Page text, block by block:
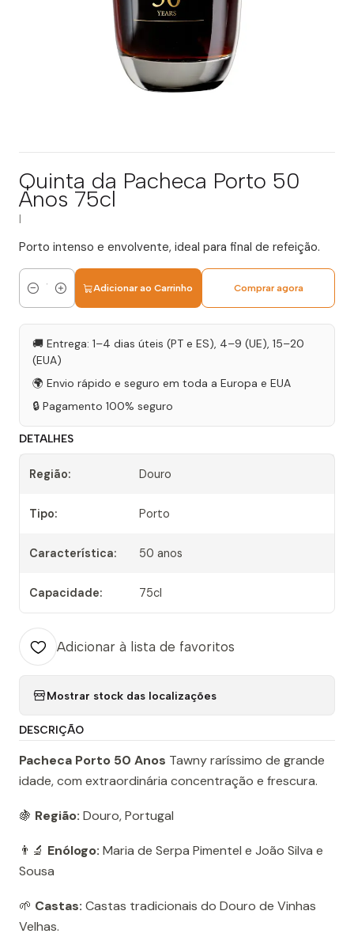
Quinta da Pacheca Porto 50
Anos 75cl
Porto intenso e envolvente, ideal para final de refeição.
Quantidade
Adicionar ao Carrinho Comprar agora
🚚 Entrega: 1–4 dias úteis (PT e ES), 4–9 (UE), 15–20
(EUA)
🌍 Envio rápido e seguro em toda a Europa e EUA
🔒 Pagamento 100% seguro
DETALHES
Região: Douro
Tipo: Porto
Característica: 50 anos
Capacidade: 75cl
Adicionar à lista de favoritos
Mostrar stock das localizações
DESCRIÇÃO
Pacheca Porto 50 Anos Tawny raríssimo de grande
idade, com extraordinária concentração e frescura.
🍇 Região: Douro, Portugal
👨‍🔬 Enólogo: Maria de Serpa Pimentel e João Silva e
Sousa
🌱 Castas: Castas tradicionais do Douro de Vinhas
Velhas.